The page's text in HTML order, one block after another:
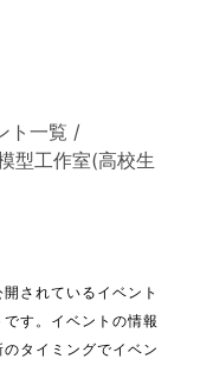
ト一覧 /
型工作室(高校生
されているイベント
す。イベントの情報
タイミングでイベン